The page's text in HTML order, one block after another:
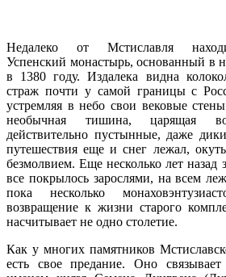
Недалеко от Мстиславля
Успенский монастырь, основанный в
в 1380 году. Издалека видна
страж почти у самой границы с
устремляя в небо свои вековые
необычная тишина, царящая
действительно пустынные, даже
путешествия еще и снег лежал,
безмолвием. Еще несколько лет
все покрылось зарослями, на всем
пока несколько
возвращение к жизни старого
насчитывает не одно столетие.
Как у многих памятников
есть свое предание. Оно